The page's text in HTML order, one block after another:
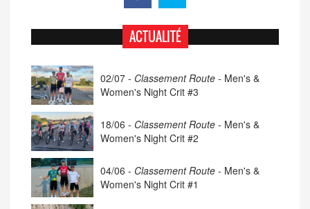
ACTUALITÉ
02/07 - Classement Route - Men's &
Women's Night Crit #3
18/06 - Classement Route - Men's &
Women's Night Crit #2
04/06 - Classement Route - Men's &
Women's Night Crit #1